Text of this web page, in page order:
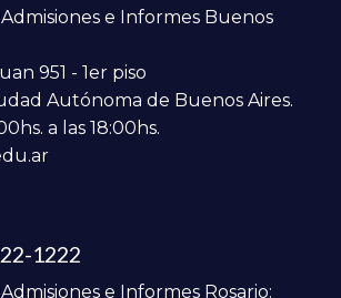
e Informes Buenos
951 - 1er piso
Autónoma de Buenos Aires.
a las 18:00hs.
1222
e Informes Rosario: